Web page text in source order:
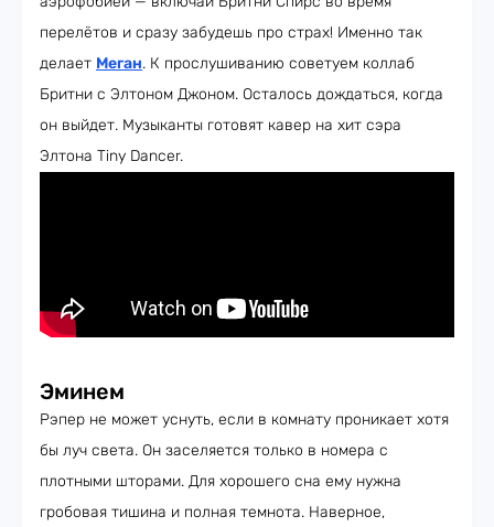
перелётов и сразу забудешь про страх! Именно так
делает Меган. К прослушиванию советуем коллаб
Бритни с Элтоном Джоном. Осталось дождаться, когда
он выйдет. Музыканты готовят кавер на хит сэра
Элтона Tiny Dancer.
Эминем
Рэпер не может уснуть, если в комнату проникает хотя
бы луч света. Он заселяется только в номера с
плотными шторами. Для хорошего сна ему нужна
гробовая тишина и полная темнота. Наверное,